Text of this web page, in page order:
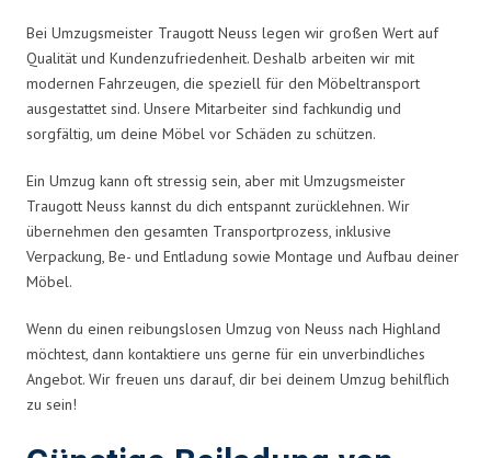
Bei Umzugsmeister Traugott Neuss legen wir großen Wert auf
Qualität und Kundenzufriedenheit. Deshalb arbeiten wir mit
modernen Fahrzeugen, die speziell für den Möbeltransport
ausgestattet sind. Unsere Mitarbeiter sind fachkundig und
sorgfältig, um deine Möbel vor Schäden zu schützen.
Ein Umzug kann oft stressig sein, aber mit Umzugsmeister
Traugott Neuss kannst du dich entspannt zurücklehnen. Wir
übernehmen den gesamten Transportprozess, inklusive
Verpackung, Be- und Entladung sowie Montage und Aufbau deiner
Möbel.
Wenn du einen reibungslosen Umzug von Neuss nach Highland
möchtest, dann kontaktiere uns gerne für ein unverbindliches
Angebot. Wir freuen uns darauf, dir bei deinem Umzug behilflich
zu sein!